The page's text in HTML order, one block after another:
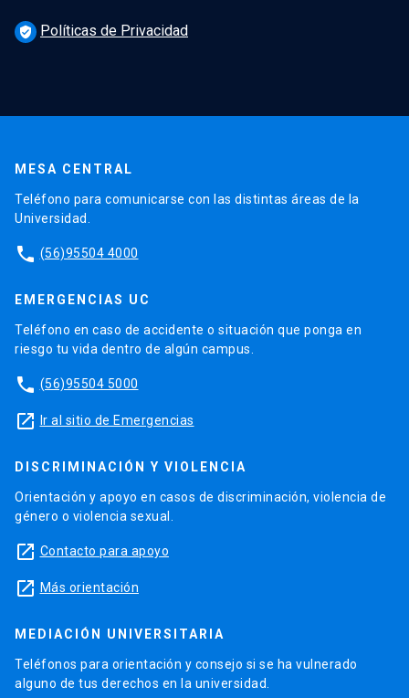
verified_user Políticas de Privacidad
MESA CENTRAL
Teléfono para comunicarse con las distintas áreas de la
Universidad.
phone (56)95504 4000
EMERGENCIAS UC
Teléfono en caso de accidente o situación que ponga en
riesgo tu vida dentro de algún campus.
phone (56)95504 5000
launch Ir al sitio de Emergencias
DISCRIMINACIÓN Y VIOLENCIA
Orientación y apoyo en casos de discriminación, violencia de
género o violencia sexual.
launch Contacto para apoyo
launch Más orientación
MEDIACIÓN UNIVERSITARIA
Teléfonos para orientación y consejo si se ha vulnerado
alguno de tus derechos en la universidad.